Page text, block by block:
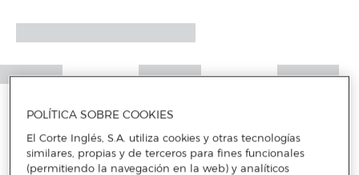
POLÍTICA SOBRE COOKIES
El Corte Inglés, S.A. utiliza cookies y otras tecnologías
similares, propias y de terceros para fines funcionales
(permitiendo la navegación en la web) y analíticos